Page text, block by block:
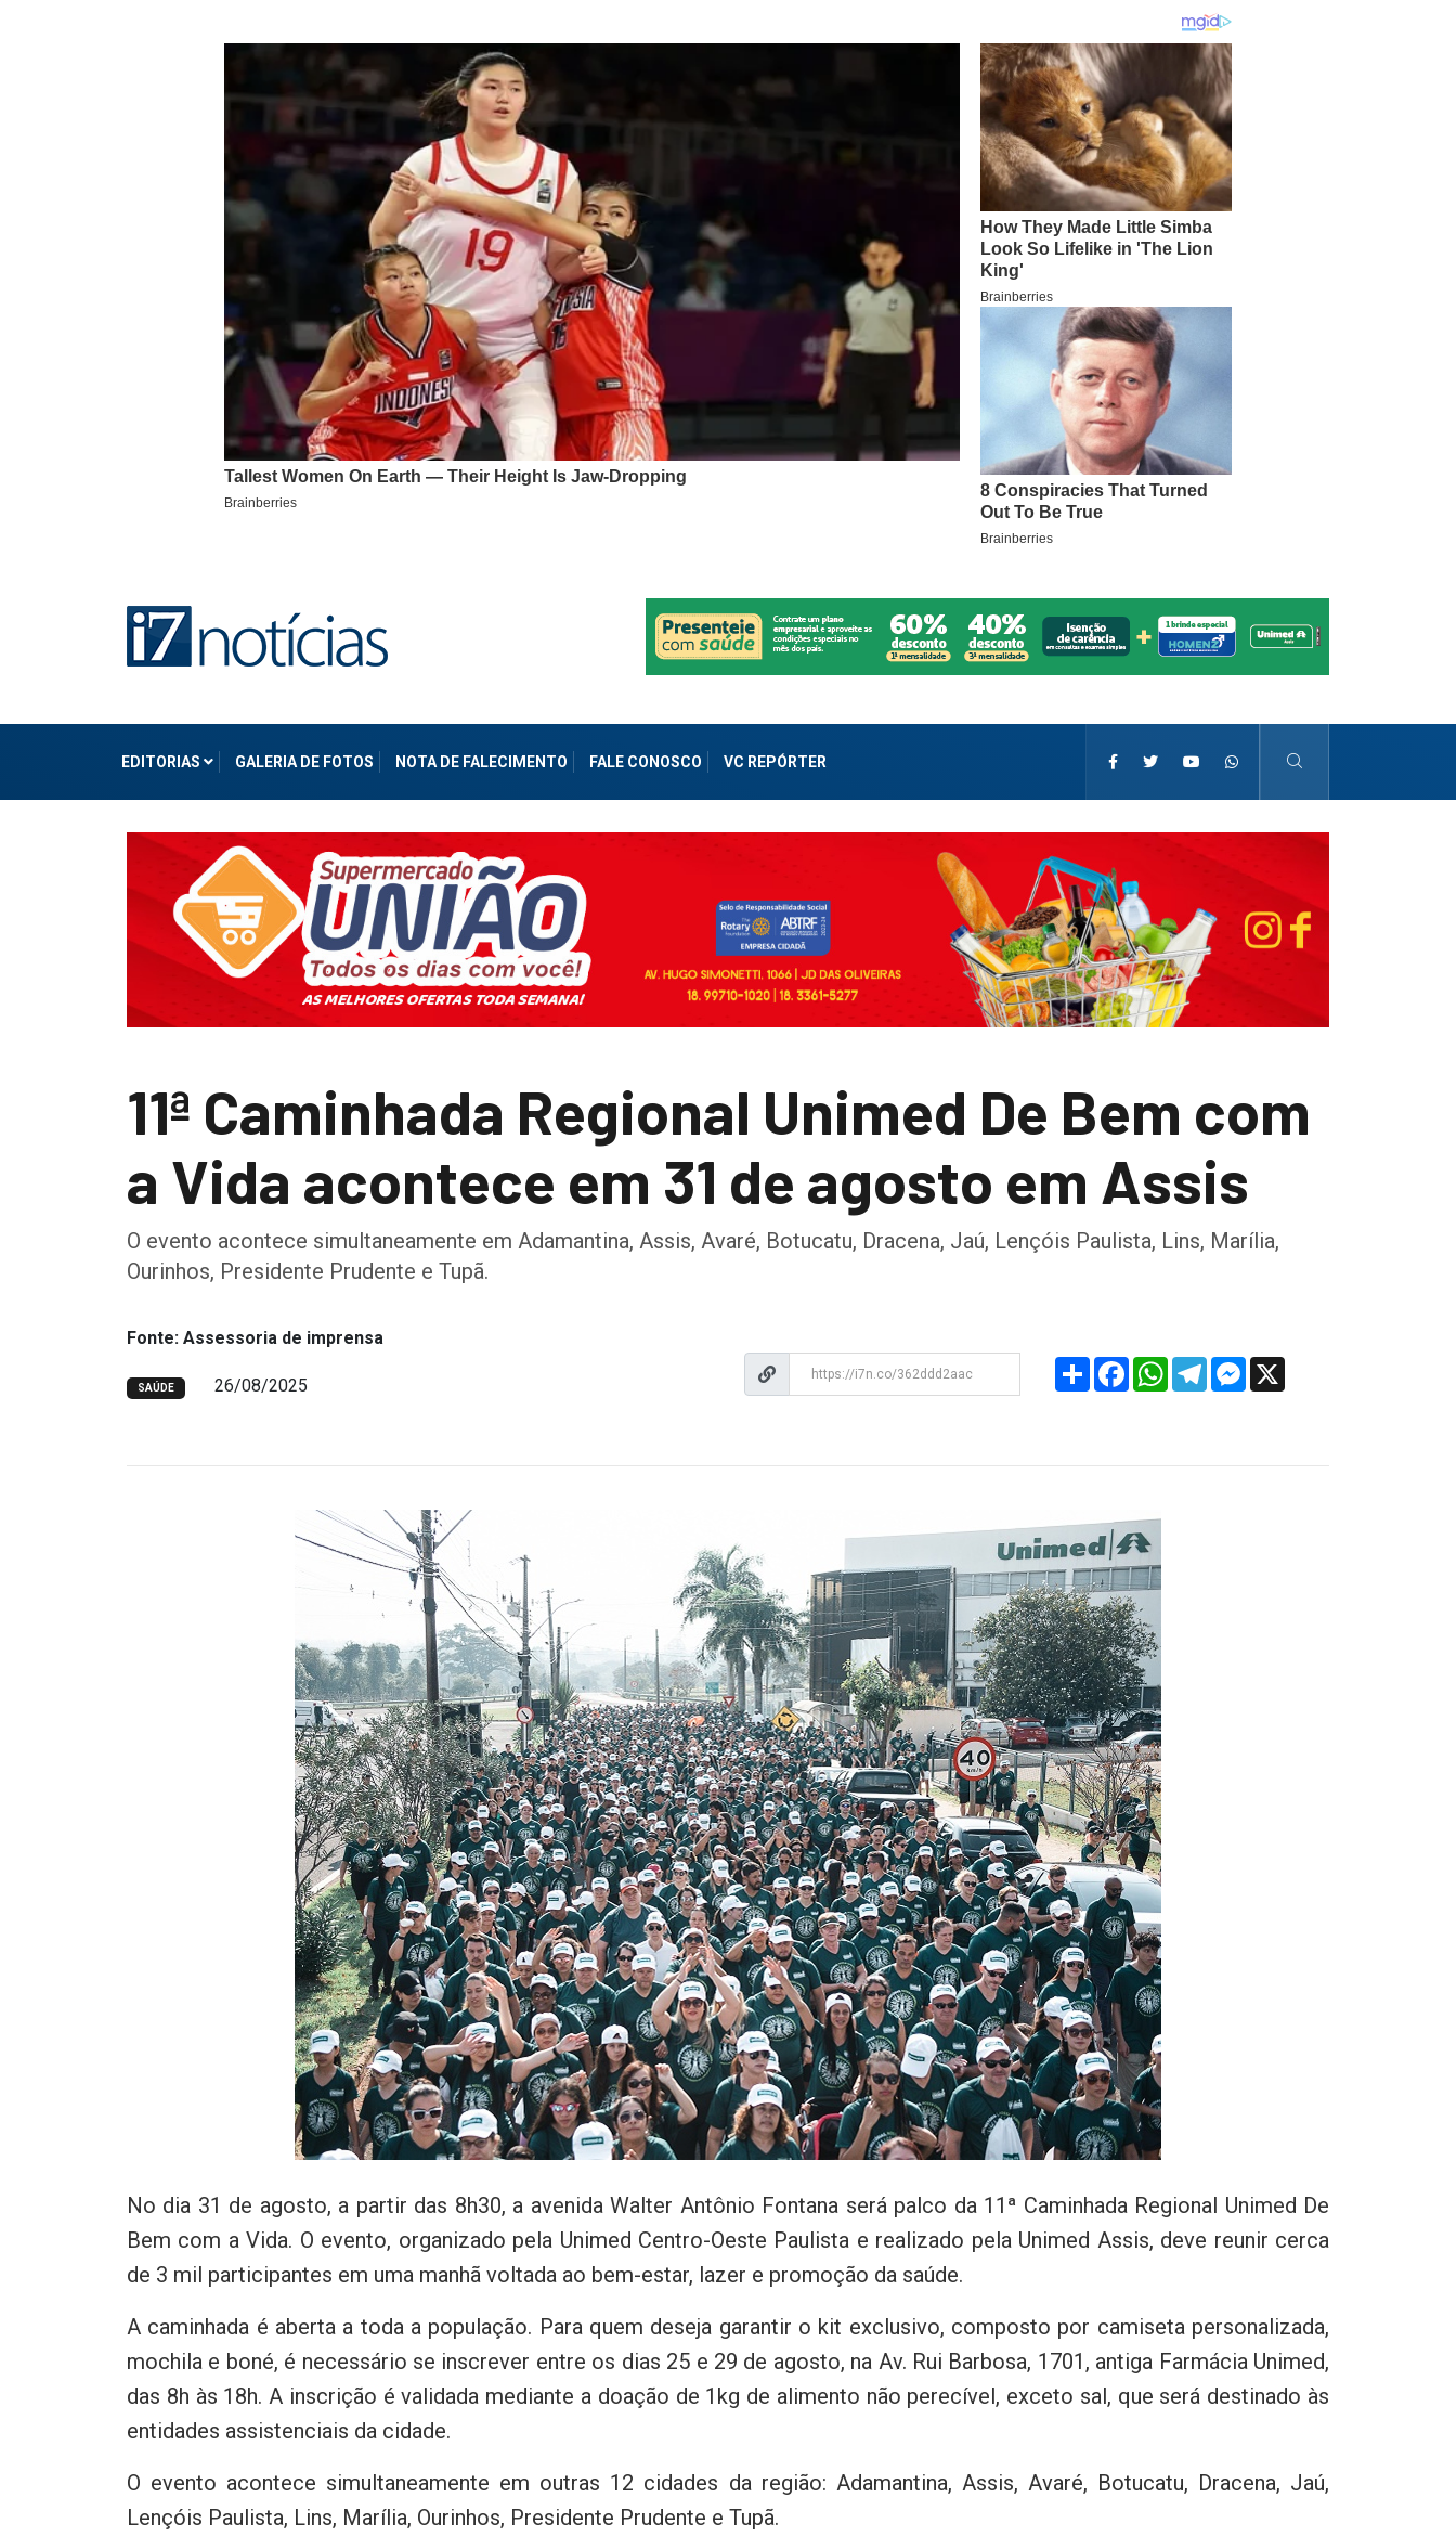
EDITORIAS GALERIA DE FOTOS NOTA DE FALECIMENTO FALE CONOSCO VC REPÓRTER
11ª Caminhada Regional Unimed De Bem com
a Vida acontece em 31 de agosto em Assis
O evento acontece simultaneamente em Adamantina, Assis, Avaré, Botucatu, Dracena, Jaú, Lençóis Paulista, Lins, Marília,
Ourinhos, Presidente Prudente e Tupã.
Fonte: Assessoria de imprensa
SAÚDE 26/08/2025
Share FacebookWhatsAppTelegramMessenger
No dia 31 de agosto, a partir das 8h30, a avenida Walter Antônio Fontana será palco da 11ª Caminhada Regional Unimed De
Bem com a Vida. O evento, organizado pela Unimed Centro-Oeste Paulista e realizado pela Unimed Assis, deve reunir cerca
de 3 mil participantes em uma manhã voltada ao bem-estar, lazer e promoção da saúde.
A caminhada é aberta a toda a população. Para quem deseja garantir o kit exclusivo, composto por camiseta personalizada,
mochila e boné, é necessário se inscrever entre os dias 25 e 29 de agosto, na Av. Rui Barbosa, 1701, antiga Farmácia Unimed,
das 8h às 18h. A inscrição é validada mediante a doação de 1kg de alimento não perecível, exceto sal, que será destinado às
entidades assistenciais da cidade.
O evento acontece simultaneamente em outras 12 cidades da região: Adamantina, Assis, Avaré, Botucatu, Dracena, Jaú,
Lençóis Paulista, Lins, Marília, Ourinhos, Presidente Prudente e Tupã.